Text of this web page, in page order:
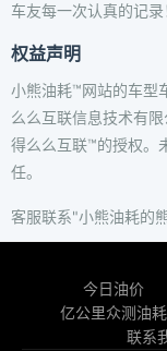
车友每一次认真的记录
权益声明
小熊油耗™网站的车型
么么互联信息技术有
得么么互联™的授权。
任。
客服联系"小熊油耗的
今日油价
亿公里众测油耗
联系